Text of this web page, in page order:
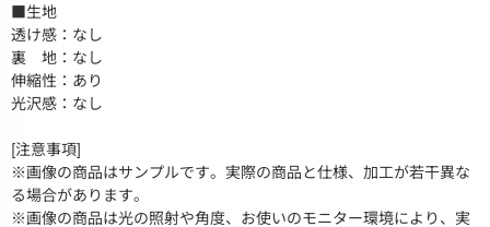
■生地
透け感：なし
裏 地：なし
伸縮性：あり
光沢感：なし
[注意事項]
※画像の商品はサンプルです。実際の商品と仕様、加工が若干異な
る場合があります。
※画像の商品は光の照射や角度、お使いのモニター環境により、実